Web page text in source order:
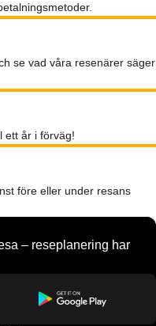
se vad våra resenärer säger
ett år i förväg!
före eller under resans
– reseplanering har